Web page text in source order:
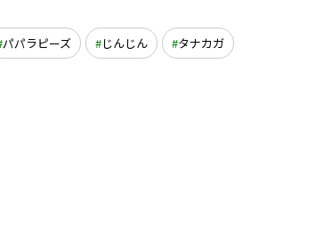
パパラピーズ じんじん タナカガ